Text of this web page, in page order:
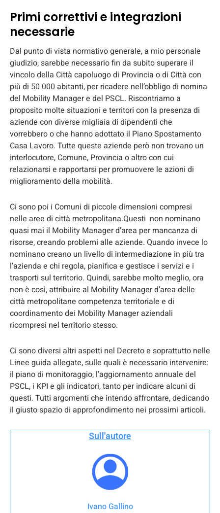
Primi correttivi e integrazioni
necessarie
Dal punto di vista normativo generale, a mio personale
giudizio, sarebbe necessario fin da subito superare il
vincolo della Città capoluogo di Provincia o di Città con
più di 50 000 abitanti, per ricadere nell’obbligo di nomina
del Mobility Manager e del PSCL. Riscontriamo a
proposito molte situazioni e territori con la presenza di
aziende con diverse migliaia di dipendenti che
vorrebbero o che hanno adottato il Piano Spostamento
Casa Lavoro. Tutte queste aziende però non trovano un
interlocutore, Comune, Provincia o altro con cui
relazionarsi e rapportarsi per promuovere le azioni di
miglioramento della mobilità.
Ci sono poi i Comuni di piccole dimensioni compresi
nelle aree di città metropolitana.Questi non nominano
quasi mai il Mobility Manager d’area per mancanza di
risorse, creando problemi alle aziende. Quando invece lo
nominano creano un livello di intermediazione in più tra
l’azienda e chi regola, pianifica e gestisce i servizi e i
trasporti sul territorio. Quindi, sarebbe molto meglio, ora
non è così, attribuire al Mobility Manager d’area delle
città metropolitane competenza territoriale e di
coordinamento dei Mobility Manager aziendali
ricompresi nel territorio stesso.
Ci sono diversi altri aspetti nel Decreto e soprattutto nelle
Linee guida allegate, sulle quali è necessario intervenire:
il piano di monitoraggio, l’aggiornamento annuale del
PSCL, i KPI e gli indicatori, tanto per indicare alcuni di
questi. Tutti argomenti che intendo affrontare, dedicando
il giusto spazio di approfondimento nei prossimi articoli.
Sull'autore
Ivano Gallino